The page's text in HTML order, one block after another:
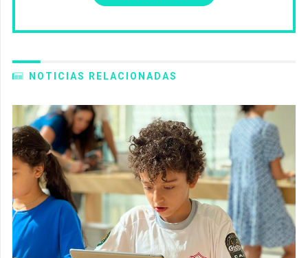
NOTICIAS RELACIONADAS